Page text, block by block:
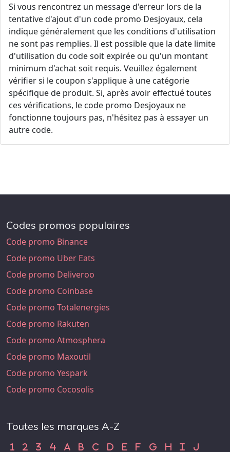
Si vous rencontrez un message d'erreur lors de la
tentative d'ajout d'un code promo Desjoyaux, cela
indique généralement que les conditions d'utilisation
ne sont pas remplies. Il est possible que la date limite
d'utilisation du code soit expirée ou qu'un montant
minimum d'achat soit requis. Veuillez également
vérifier si le coupon s'applique à une catégorie
spécifique de produit. Si, après avoir effectué toutes
ces vérifications, le code promo Desjoyaux ne
fonctionne toujours pas, n'hésitez pas à essayer un
autre code.
Codes promos populaires
Code promo Binance
Code promo Uber Eats
Code promo Deliveroo
Code promo Coinbase
Code promo Totalenergies
Code promo Rakuten
Code promo Atmosphera
Code promo Maxoutil
Code promo Yespark
Code promo Cocosolis
Toutes les marques A-Z
1 Code Promo 1
2 Code Promo 2
3 Code Promo 3
4Code Promo 4
ACode Promo A
B Code Promo B
C Code Promo C
D Code Promo D
ECode Promo E
FCode Promo F
G Code Promo G
HCode Promo H
ICode
J